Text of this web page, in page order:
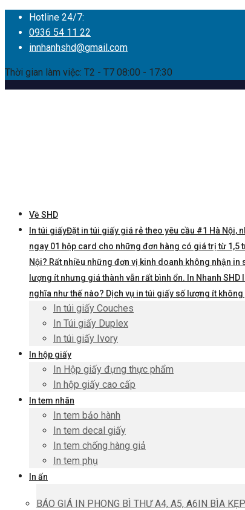
Hotline 24/7:
0936 54 11 22
innhanhshd@gmail.com
Thời gian làm việc: T2 - T7 08:00 - 17:30
Về SHD
In túi giấyĐặt in túi giấy giá rẻ theo yêu cầu #1 Hà Nội,
ngay 01 hộp card cho những đơn hàng có giá trị từ
Nội? Rất nhiều những đơn vị kinh doanh không nhận
lượng ít nhưng giá thành vẫn rất bình ổn. In Nhanh
nghĩa như thế nào? Dịch vụ in túi giấy số lượng ít
In túi giấy Couches
In Túi giấy Duplex
In túi giấy Ivory
In hộp giấy
In Hộp giấy đựng thực phẩm
In hộp giấy cao cấp
In tem nhãn
In tem bảo hành
In tem decal giấy
In tem chống hàng giả
In tem phụ
In ấn
BÁO GIÁ IN PHONG BÌ THƯ A4, A5, A6IN BÌA